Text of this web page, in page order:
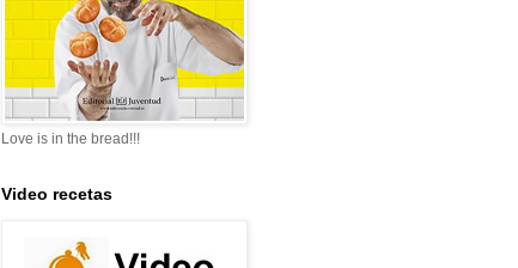
Love is in the bread!!!
Video recetas